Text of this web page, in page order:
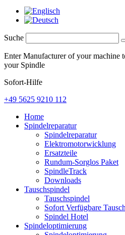
Suche
Enter Manufacturer of your machine
your Spindle
Sofort-Hilfe
+49 5625 9210 112
Home
Spindelreparatur
Spindelreparatur
Elektromotorwicklung
Ersatzteile
Rundum-Sorglos Paket
SpindleTrack
Downloads
Tauschspindel
Tauschspindel
Sofort Verfügbare
Spindel Hotel
Spindeloptimierung